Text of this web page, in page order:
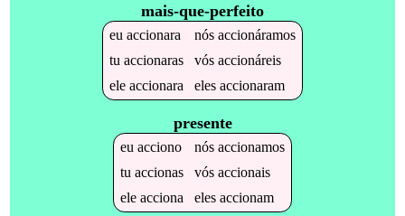
mais-que-perfeito
eu accionara nós accionáramos
tu accionaras vós accionáreis
ele accionara eles accionaram
presente
eu acciono nós accionamos
tu accionas vós accionais
ele acciona eles accionam